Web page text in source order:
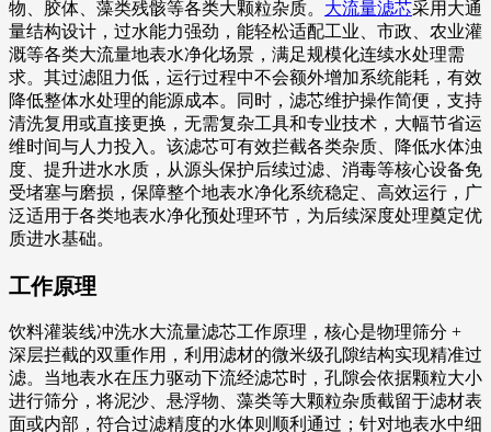
物、胶体、藻类残骸等各类大颗粒杂质。 大流量滤芯采用大通
量结构设计，过水能力强劲，能轻松适配工业、市政、农业灌
溉等各类大流量地表水净化场景，满足规模化连续水处理需
求。其过滤阻力低，运行过程中不会额外增加系统能耗，有效
降低整体水处理的能源成本。同时，滤芯维护操作简便，支持
清洗复用或直接更换，无需复杂工具和专业技术，大幅节省运
维时间与人力投入。该滤芯可有效拦截各类杂质、降低水体浊
度、提升进水水质，从源头保护后续过滤、消毒等核心设备免
受堵塞与磨损，保障整个地表水净化系统稳定、高效运行，广
泛适用于各类地表水净化预处理环节，为后续深度处理奠定优
质进水基础。
工作原理
饮料灌装线冲洗水大流量滤芯工作原理，核心是物理筛分 +
深层拦截的双重作用，利用滤材的微米级孔隙结构实现精准过
滤。当地表水在压力驱动下流经滤芯时，孔隙会依据颗粒大小
进行筛分，将泥沙、悬浮物、藻类等大颗粒杂质截留于滤材表
面或内部，符合过滤精度的水体则顺利通过；针对地表水中细